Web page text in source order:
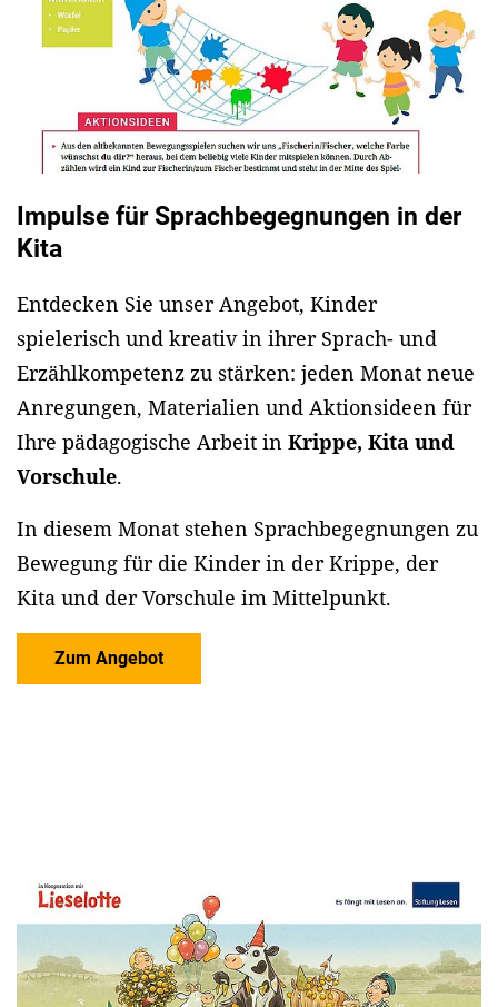
Impulse für Sprachbegegnungen in der
Kita
Entdecken Sie unser Angebot, Kinder
spielerisch und kreativ in ihrer Sprach- und
Erzählkompetenz zu stärken: jeden Monat neue
Anregungen, Materialien und Aktionsideen für
Ihre pädagogische Arbeit in Krippe, Kita und
Vorschule.
In diesem Monat stehen Sprachbegegnungen zu
Bewegung für die Kinder in der Krippe, der
Kita und der Vorschule im Mittelpunkt.
Zum Angebot